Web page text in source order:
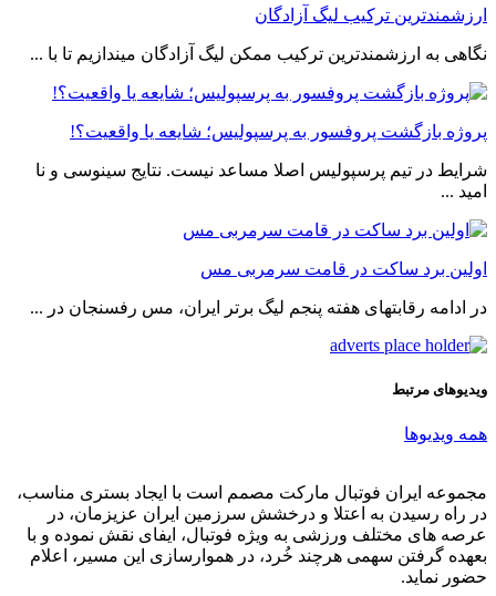
ارزشمندترین ترکیب لیگ آزادگان
نگاهی به ارزشمندترین ترکیب ممکن لیگ آزادگان میندازیم تا با ...
پروژه بازگشت پروفسور به پرسپولیس؛ شایعه یا واقعیت؟!
شرایط در تیم پرسپولیس اصلا مساعد نیست. نتایج سینوسی و نا
امید ...
اولین برد ساکت در قامت سرمربی مس
در ادامه رقابتهای هفته پنجم لیگ برتر ایران، مس رفسنجان در ...
ویدیوهای مرتبط
همه ویدیوها
مجموعه ایران فوتبال مارکت مصمم است با ایجاد بستری مناسب،
در راه رسیدن به اعتلا و درخشش سرزمین ایران عزیزمان، در
عرصه های مختلف ورزشی به ویژه فوتبال، ایفای نقش نموده و با
بعهده گرفتن سهمی هرچند خُرد، در هموارسازی این مسیر، اعلام
حضور نماید.